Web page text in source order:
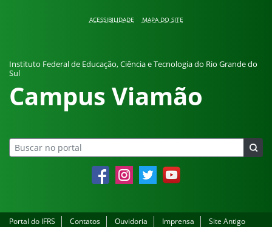
ACESSIBILIDADE MAPA DO SITE
Instituto Federal de Educação, Ciência e Tecnologia do Rio Grande do
Sul
Campus Viamão
FacebookInstagramTwitter YouTube
Portal do IFRS Contatos Ouvidoria Imprensa Site Antigo